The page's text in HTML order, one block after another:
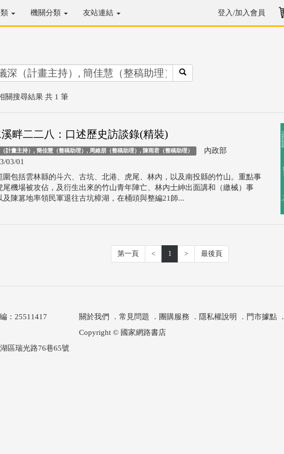
機關分類 友站連結 登入/加入會員
關搜尋結果 共 1 筆
畔二二八：口述歷史訪談錄(精裝)
計畫主持）, 簡佳慧（整稿助理）, 周維朋（整稿助理）, 陳雨君（整稿助理） 內政部
03/01
圍包括雲林縣的斗六、古坑、北港、虎尾、林內，以及南投縣的竹山。重點事
尾機場被攻佔，及衍生出來的竹山青年陣亡、林內士紳出面講和（繳械）事
及陳篡地率領民軍退往古坑樟湖，在桶頭與整編21師...
第一頁 < 1 > 最後頁
：25511417
關於我們 ． 常見問題 ． 團購服務 ． 隱私權說明 ． 門市據點．
Copyright © 國家網路書店
區瑞光路76巷65號